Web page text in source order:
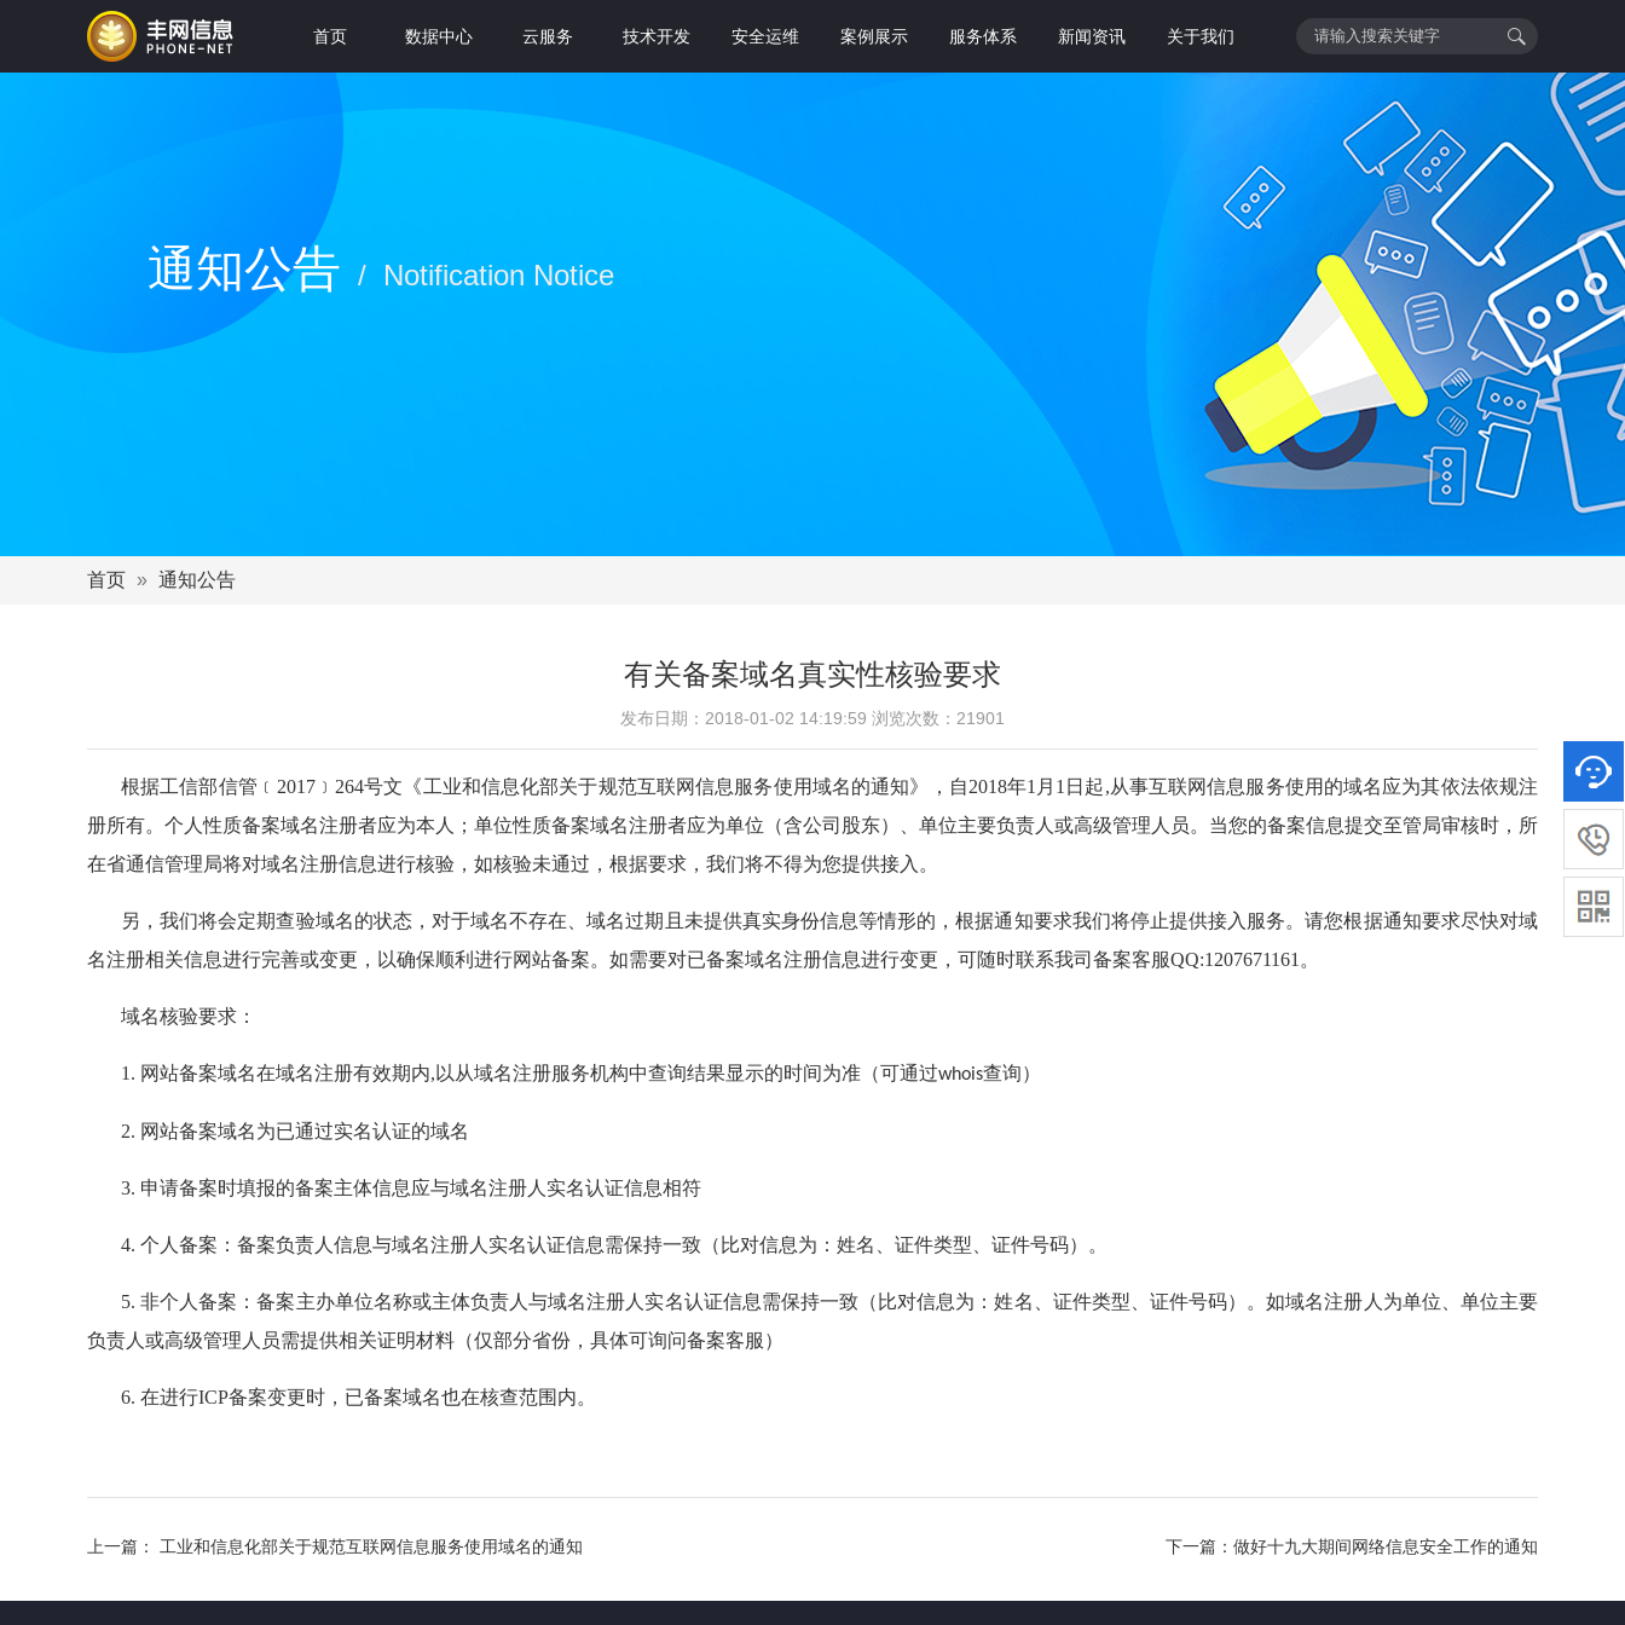
首页 数据中心 云服务 技术开发 安全运维 案例展示 服务体系 新闻资讯 关于我们
通知公告 / Notification Notice
首页 通知公告
有关备案域名真实性核验要求
发布日期：2018-01-02 14:19:59 浏览次数：21901
根据工信部信管﹝ 2017﹞264号文《工业和信息化部关于规范互联网信息服务使用域名的通知》，自2018年1月1日起,从事互联网信息服务使用的域名应为其依法依规注
册所有。个人性质备案域名注册者应为本人；单位性质备案域名注册者应为单位（含公司股东）、单位主要负责人或高级管理人员。当您的备案信息提交至管局审核时，所
在省通信管理局将对域名注册信息进行核验，如核验未通过，根据要求，我们将不得为您提供接入。
另，我们将会定期查验域名的状态，对于域名不存在、域名过期且未提供真实身份信息等情形的，根据通知要求我们将停止提供接入服务。请您根据通知要求尽快对域
名注册相关信息进行完善或变更，以确保顺利进行网站备案。如需要对已备案域名注册信息进行变更，可随时联系我司备案客服QQ:1207671161 。
域名核验要求：
1. 网站备案域名在域名注册有效期内,以从域名注册服务机构中查询结果显示的时间为准（可通过whois查询）
2. 网站备案域名为已通过实名认证的域名
3. 申请备案时填报的备案主体信息应与域名注册人实名认证信息相符
4. 个人备案：备案负责人信息与域名注册人实名认证信息需保持一致（比对信息为：姓名、证件类型、证件号码）。
5. 非个人备案：备案主办单位名称或主体负责人与域名注册人实名认证信息需保持一致（比对信息为：姓名、证件类型、证件号码）。如域名注册人为单位、单位主要
负责人或高级管理人员需提供相关证明材料（仅部分省份，具体可询问备案客服）
6. 在进行ICP备案变更时，已备案域名也在核查范围内。
上一篇： 工业和信息化部关于规范互联网信息服务使用域名的通知 下一篇： 做好十九大期间网络信息安全工作的通知